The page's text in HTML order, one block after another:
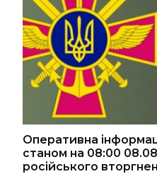
Оперативна
станом на 08:00
російського